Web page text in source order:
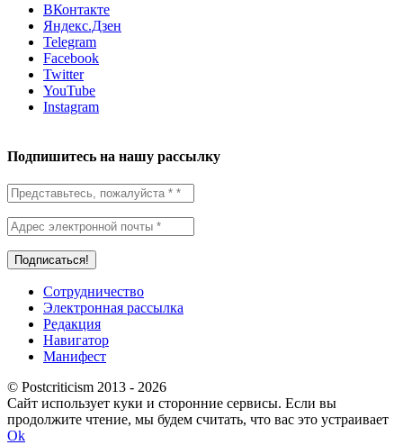
ВКонтакте
Яндекс.Дзен
Telegram
Facebook
Twitter
YouTube
Instagram
Подпишитесь на нашу рассылку
Сотрудничество
Электронная рассылка
Редакция
Навигатор
Манифест
© Postcriticism 2013 - 2026
Сайт использует куки и сторонние сервисы. Если вы
продолжите чтение, мы будем считать, что вас это устраивает
Ok